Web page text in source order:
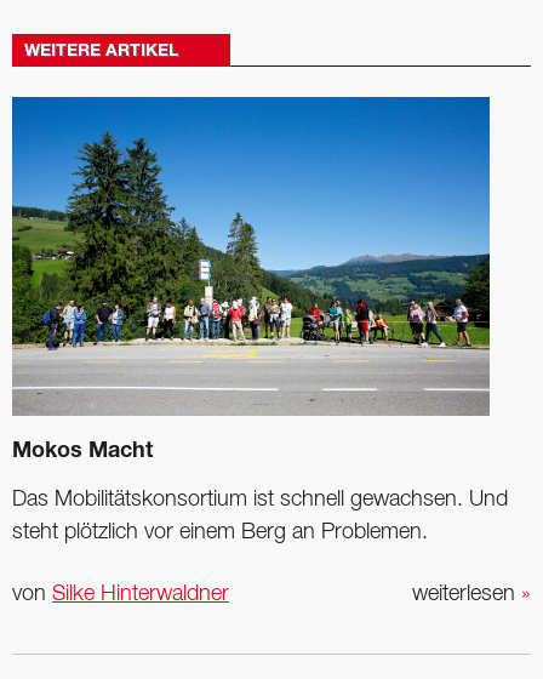
WEITERE ARTIKEL
Mokos Macht
Das Mobilitätskonsortium ist schnell gewachsen. Und
steht plötzlich vor einem Berg an Problemen.
weiterlesen »
von Silke Hinterwaldner